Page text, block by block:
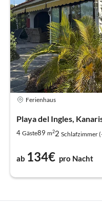
Ferienhaus
Playa del Ingles,
4 Gäste89 m22 Schlafzimmer
ab 134€ pro Nacht